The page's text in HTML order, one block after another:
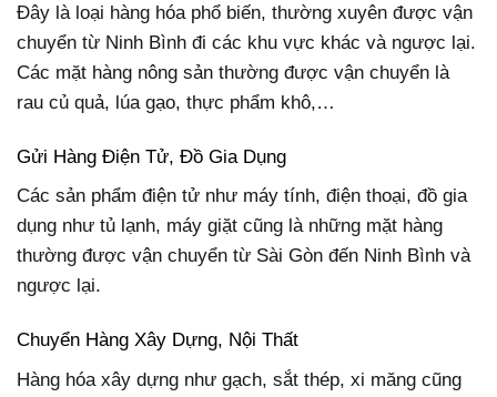
Đây là loại hàng hóa phổ biến, thường xuyên được vận
chuyển từ Ninh Bình đi các khu vực khác và ngược lại.
Các mặt hàng nông sản thường được vận chuyển là
rau củ quả, lúa gạo, thực phẩm khô,…
Gửi Hàng Điện Tử, Đồ Gia Dụng
Các sản phẩm điện tử như máy tính, điện thoại, đồ gia
dụng như tủ lạnh, máy giặt cũng là những mặt hàng
thường được vận chuyển từ Sài Gòn đến Ninh Bình và
ngược lại.
Chuyển Hàng Xây Dựng, Nội Thất
Hàng hóa xây dựng như gạch, sắt thép, xi măng cũng